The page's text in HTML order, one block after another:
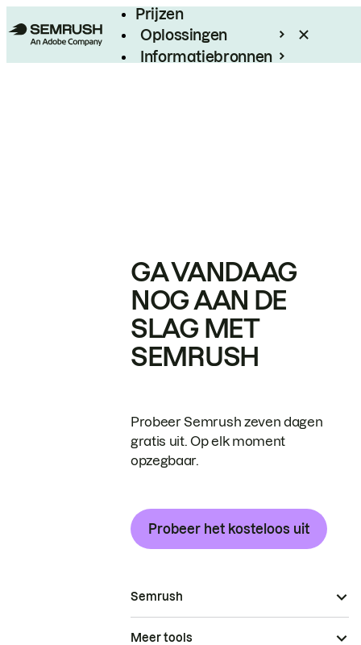
Prijzen
Oplossingen
Informatiebronnen
GA VANDAAG
NOG AAN DE
SLAG MET
SEMRUSH
Probeer Semrush zeven dagen
gratis uit. Op elk moment
opzegbaar.
Probeer het kosteloos uit
Semrush
Meer tools